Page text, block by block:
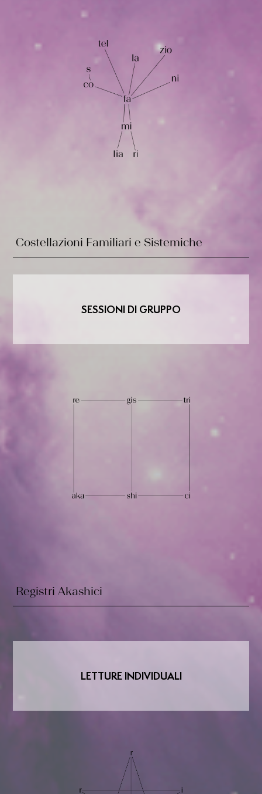
Costellazioni Familiari e Sistemiche
SESSIONI DI GRUPPO
Registri Akashici
LETTURE INDIVIDUALI